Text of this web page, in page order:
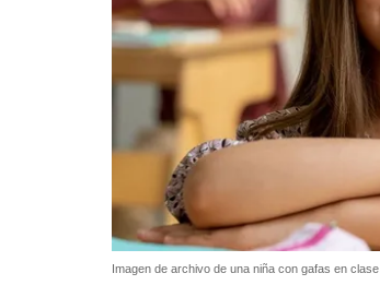
Imagen de archivo de una niña con gafas en clase